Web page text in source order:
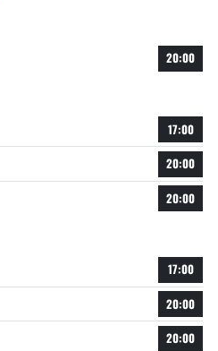
20:00
17:00
20:00
20:00
17:00
20:00
20:00